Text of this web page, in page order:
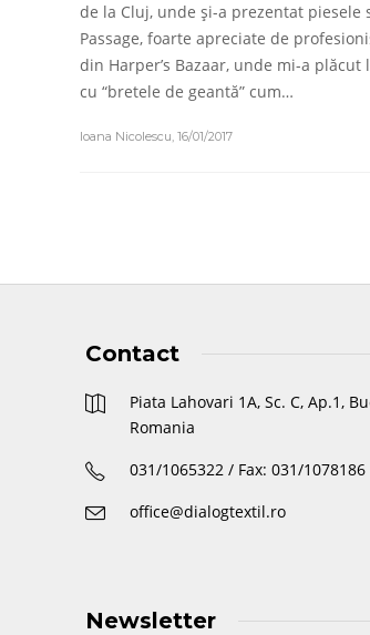
de la Cluj, unde și-a prezentat piesele
Passage, foarte apreciate de
din Harper’s Bazaar, unde mi-a
cu “bretele de geantă” cum…
Ioana Nicolescu, 16/01/2017
Contact
Piata Lahovari 1A, Sc. C, Ap.1,
Romania
031/1065322 / Fax: 031/1078186
office@dialogtextil.ro
Newsletter